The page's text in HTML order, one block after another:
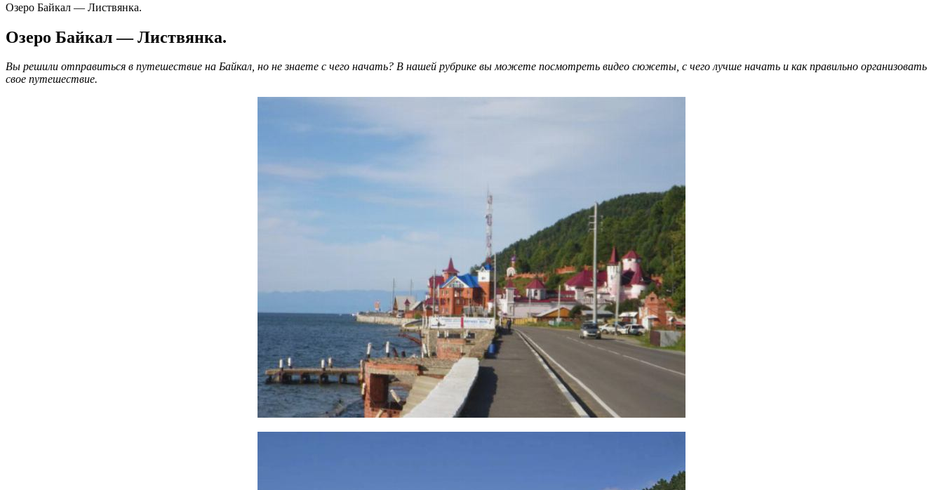
Озеро Байкал — Листвянка.
Озеро Байкал — Листвянка.
Вы решили отправиться в путешествие на Байкал, но не знаете с чего начать? В нашей рубрике вы можете посмотреть видео сюжеты, с чего лучше начать и как правильно организовать
свое путешествие.